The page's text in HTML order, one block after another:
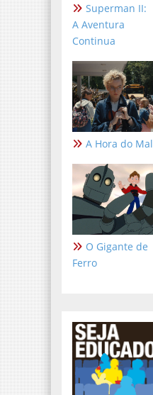
Superman II:
A Aventura
Continua
A Hora do Mal
O Gigante de
Ferro